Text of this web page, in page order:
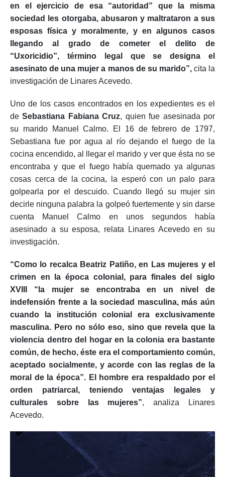
en el ejercicio de esa “autoridad” que la misma
sociedad les otorgaba, abusaron y maltrataron a sus
esposas física y moralmente, y en algunos casos
llegando al grado de cometer el delito de
“Uxoricidio”, término legal que se designa el
asesinato de una mujer a manos de su marido”,
investigación de Linares Acevedo.
Uno de los casos encontrados en los expedientes es el
, quien fue asesinada por
su marido Manuel Calmo. El 16 de febrero de 1797,
Sebastiana fue por agua al río dejando el fuego de la
cocina encendido, al llegar el marido y ver que ésta no se
encontraba y que el fuego había quemado ya algunas
cosas cerca de la cocina, la esperó con un palo para
golpearla por el descuido. Cuando llegó su mujer sin
decirle ninguna palabra la golpeó fuertemente y sin darse
cuenta Manuel Calmo en unos segundos había
asesinado a su esposa, relata Linares Acevedo en su
investigación.
“Como lo recalca Beatriz Patiño, en Las mujeres y el
crimen en la época colonial, para finales del siglo
XVIII “la mujer se encontraba en un nivel de
indefensión frente a la sociedad masculina, más aún
masculina. Pero no sólo eso, sino que revela que la
violencia dentro del hogar en la colonia era bastante
común, de hecho, éste era el comportamiento común,
aceptado socialmente, y acorde con las reglas de la
moral de la época”. El hombre era respaldado por el
orden patriarcal, teniendo ventajas legales y
culturales sobre las mujeres” , analiza Linares